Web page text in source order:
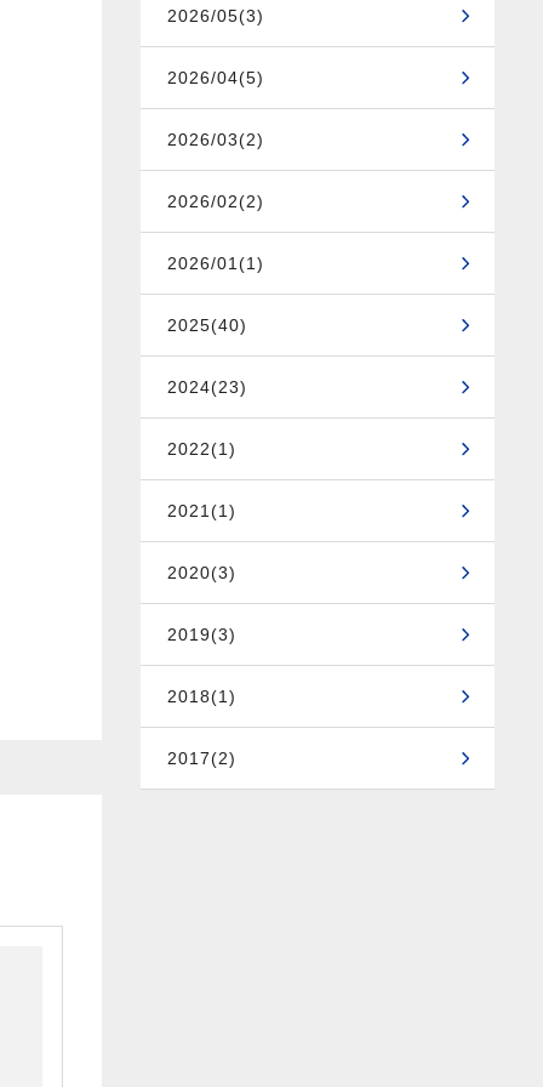
2026/05(3)
2026/04(5)
2026/03(2)
2026/02(2)
2026/01(1)
2025(40)
2024(23)
2022(1)
2021(1)
2020(3)
2019(3)
2018(1)
2017(2)